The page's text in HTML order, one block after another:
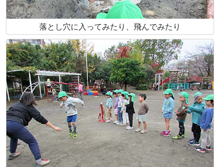
落とし穴に入ってみたり、飛んでみたり